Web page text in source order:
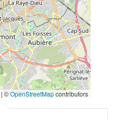
| ©OpenStreetMapcontributors